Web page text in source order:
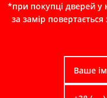
*при покупці дверей у
за замір